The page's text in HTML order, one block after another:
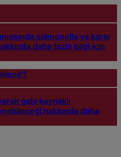
salmonella’ya karşı
daha fazla bilgi için
gıda kaynaklı
hakkında daha